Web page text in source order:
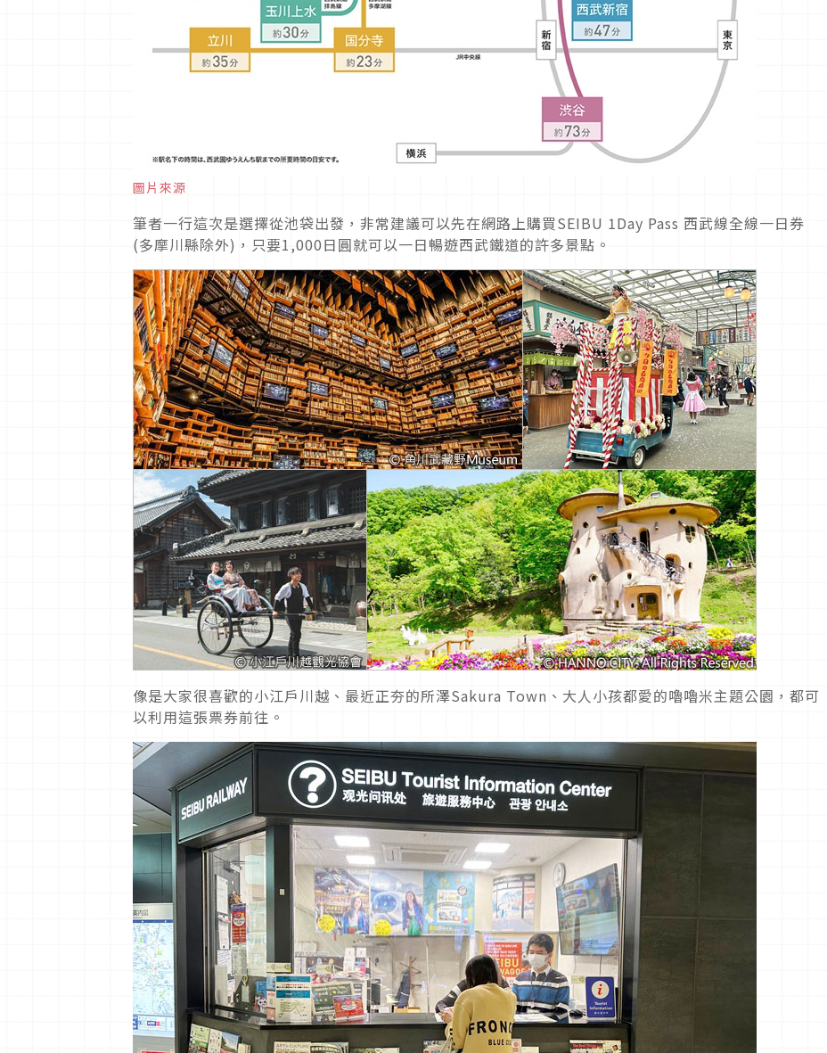
圖片來源
筆者一行這次是選擇從池袋出發，非常建議可以先在網路上購買SEIBU 1Day Pass 西武線全線一日券
(多摩川縣除外)，只要1,000日圓就可以一日暢遊西武鐵道的許多景點。
像是大家很喜歡的小江戶川越、最近正夯的所澤Sakura Town、大人小孩都愛的嚕嚕米主題公園，都可
以利用這張票券前往。